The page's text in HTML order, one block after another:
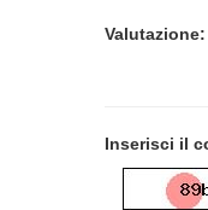
Valutazione:
Inserisci il